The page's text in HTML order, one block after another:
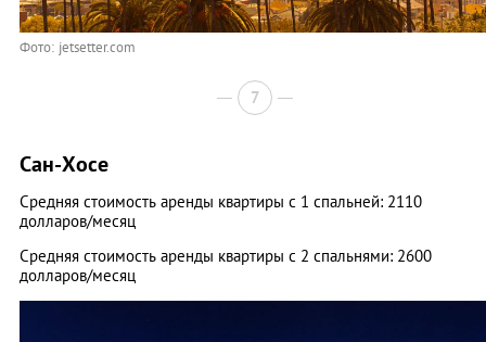
Фото: jetsetter.com
7
Сан-Хосе
Средняя стоимость аренды квартиры с 1 спальней: 2110
долларов/месяц
Средняя стоимость аренды квартиры с 2 спальнями: 2600
долларов/месяц